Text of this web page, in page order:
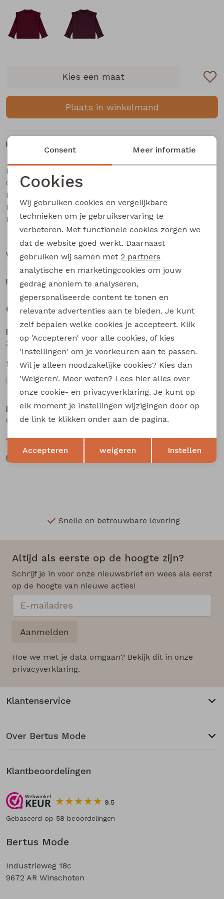
Bermuda's
Rokken
Kies een maat
Plaats in winkelmand
Kenmerken
Merk
Categorie
Leverancierscode
Bestelcode
605000551
Kleur
Cream
Winkelvoorraad
Ruilen en retourneren
Gerelateerde producten
Bakkaboe
3315604 W20177 baby meisjes T-shirt lm Cream
9,99
Bakkaboe
9,99
Bakkaboe
Olivia baby W20243 baby meisjes T-shirt lm Zwart
12,99
Bakkaboe
12,99
Snelle en betrouwbare levering
Altijd als eerste op de hoogte zijn?
Schrijf je in voor onze nieuwsbrief en wees als eerst
op de hoogte van nieuwe acties!
Aanmelden
Hoe we met je data omgaan? Bekijk dit in onze
privacyverklaring.
Bertus Mode
Industrieweg 18c
9672 AR Winschoten
Klantenservice
Over Bertus Mode
Klantbeoordelingen
9.5
Gebaseerd op 58 beoordelingen
Noodzakelijke cookies
Analytische cookies
Marketing cookies
Terug Opslaan
Consent Meer informatie
Cookies
Wij gebruiken cookies en vergelijkbare
technieken om je gebruikservaring te
verbeteren. Met functionele cookies zorgen we
dat de website goed werkt. Daarnaast
gebruiken wij samen met 2 partners
analytische en marketingcookies om jouw
gedrag anoniem te analyseren,
gepersonaliseerde content te tonen en
relevante advertenties aan te bieden. Je kunt
zelf bepalen welke cookies je accepteert. Klik
op 'Accepteren' voor alle cookies, of kies
'Instellingen' om je voorkeuren aan te passen.
Wil je alleen noodzakelijke cookies? Kies dan
'Weigeren'. Meer weten? Lees hier alles over
onze cookie- en privacyverklaring. Je kunt op
elk moment je instellingen wijzigingen door op
de link te klikken onder aan de pagina.
Accepteren weigeren Instellen